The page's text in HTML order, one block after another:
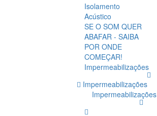
Isolamento
Acústico
SE O SOM QUER
ABAFAR - SAIBA
POR ONDE
COMEÇAR!
Impermeabilizações
Impermeabilizações
Impermeabilizações